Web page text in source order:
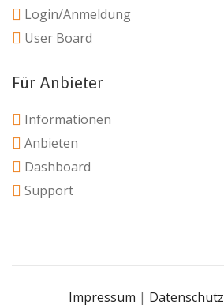
Login/Anmeldung
User Board
Für Anbieter
Informationen
Anbieten
Dashboard
Support
Impressum | Datenschutz